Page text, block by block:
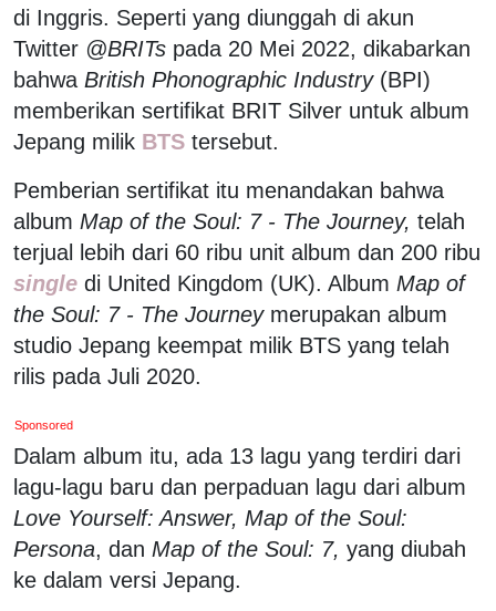
di Inggris. Seperti yang diunggah di akun
Twitter @BRITs pada 20 Mei 2022, dikabarkan
bahwa British Phonographic Industry(BPI)
memberikan sertifikat BRIT Silver untuk album
Jepang milik BTS tersebut.
Pemberian sertifikat itu menandakan bahwa
album Map of the Soul: 7 - The Journey, telah
terjual lebih dari 60 ribu unit album dan 200 ribu
single di United Kingdom (UK). Album Map of
the Soul: 7 - The Journeymerupakan album
studio Jepang keempat milik BTS yang telah
rilis pada Juli 2020.
Sponsored
Dalam album itu, ada 13 lagu yang terdiri dari
lagu-lagu baru dan perpaduan lagu dari album
Love Yourself: Answer, Map of the Soul:
Persona, dan Map of the Soul: 7, yang diubah
ke dalam versi Jepang.